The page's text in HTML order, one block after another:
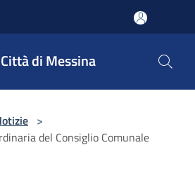
Città di Messina
>
del Consiglio Comunale